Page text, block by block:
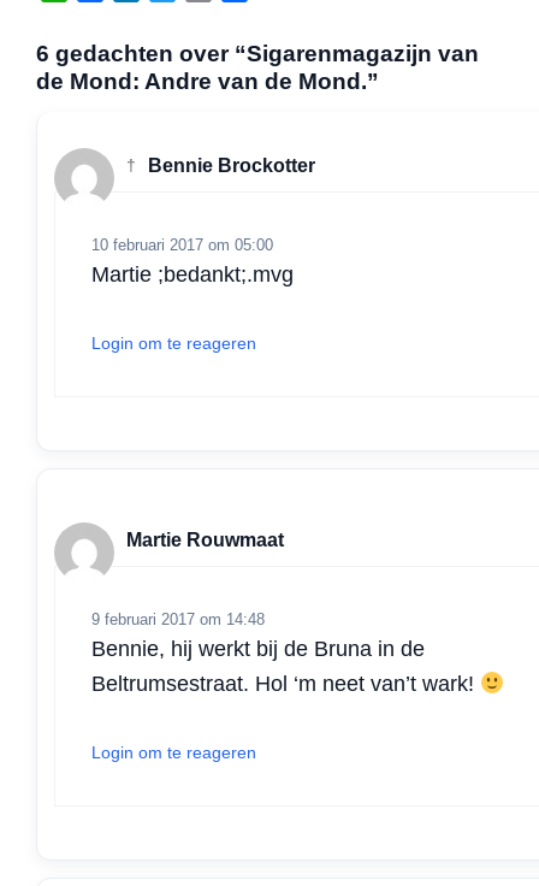
t
s
p
p
e
b
k
k
e
n
t
i
l
e
n
6 gedachten over “Sigarenmagazijn van
de Mond: Andre van de Mond.”
† Bennie Brockotter
10 februari 2017 om 05:00
Martie ;bedankt;.mvg
Login om te reageren
Martie Rouwmaat
9 februari 2017 om 14:48
Bennie, hij werkt bij de Bruna in de
Beltrumsestraat. Hol ‘m neet van’t wark!
Login om te reageren